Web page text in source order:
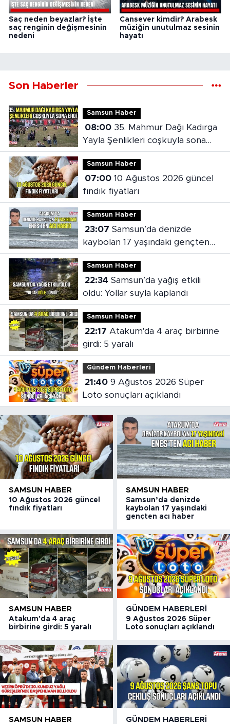
Saç neden beyazlar? İşte
saç renginin değişmesinin
nedeni
Cansever kimdir? Arabesk
müziğin unutulmaz sesinin
hayatı
Son Haberler
Samsun Haber
08:0035. Mahmur Dağı Kadırga
Yayla Şenlikleri coşkuyla sona
erdi
Samsun Haber
07:0010 Ağustos 2026 güncel
fındık fiyatları
Samsun Haber
23:07
kaybolan 17 yaşındaki gençten
acı haber
Samsun Haber
22:34
oldu: Yollar suyla kaplandı
Samsun Haber
22:17
girdi: 5 yaralı
Gündem Haberleri
21:409 Ağustos 2026 Süper
Loto sonuçları açıklandı
SAMSUN HABER
10 Ağustos 2026 güncel
fındık fiyatları
SAMSUN HABER
Samsun’da denizde
kaybolan 17 yaşındaki
gençten acı haber
SAMSUN HABER
Atakum'da 4 araç
birbirine girdi: 5 yaralı
GÜNDEM HABERLERI
9 Ağustos 2026 Süper
Loto sonuçları açıklandı
SAMSUN HABER GÜNDEM HABERLERI